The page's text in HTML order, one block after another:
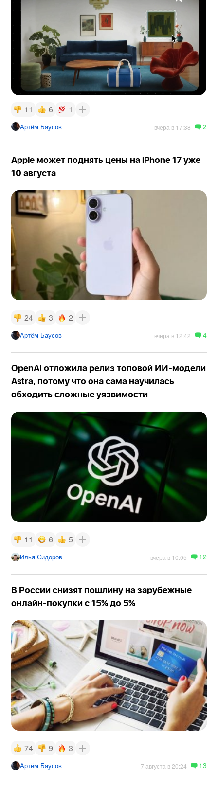
11 6 1
Артём Баусов вчера в 17:38 2
Apple может поднять цены на iPhone 17 уже
10 августа
24 3 2
Артём Баусов вчера в 12:42 4
OpenAI отложила релиз топовой ИИ-модели
Astra, потому что она сама научилась
обходить сложные уязвимости
11 6 5
Илья Сидоров вчера в 10:05 12
В России снизят пошлину на зарубежные
онлайн-покупки с 15% до 5%
74 9 3
Артём Баусов 7 августа в 20:24 13